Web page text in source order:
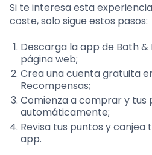
Si te interesa esta
coste, solo sigue estos pasos:
Descarga la app de Bath &
página web;
Crea una cuenta gratuita
Recompensas;
Comienza a comprar y tus
automáticamente;
Revisa tus puntos y canjea
app.